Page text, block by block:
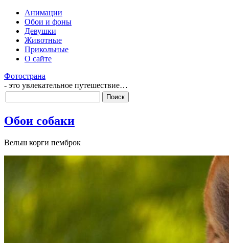
Анимации
Обои и фоны
Девушки
Животные
Прикольные
О сайте
Фотострана
- это увлекательное путешествие…
Обои собаки
Вельш корги пемброк